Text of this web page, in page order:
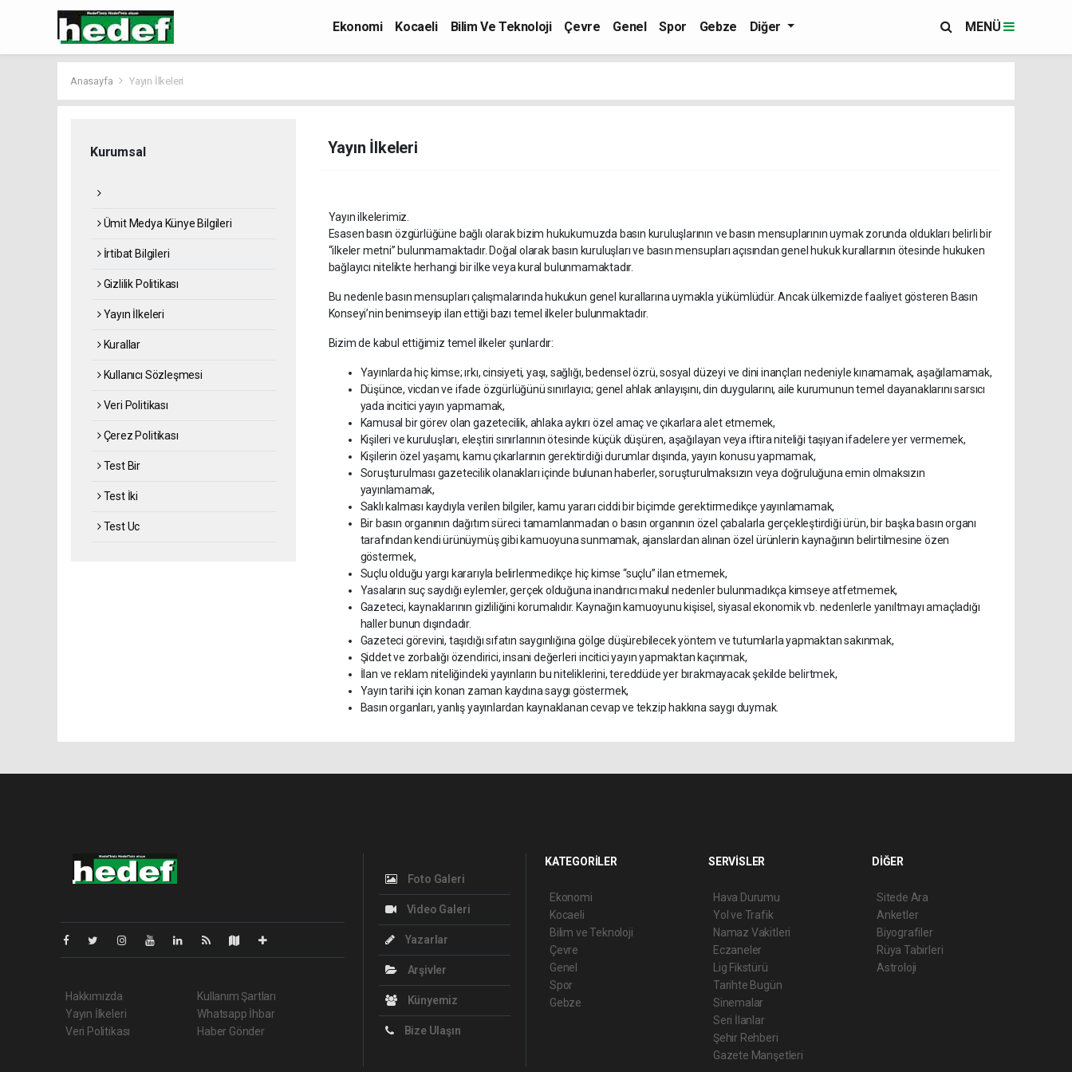
Ekonomi Kocaeli Bilim Ve Teknoloji Çevre Genel Spor Gebze Diğer MENÜ
Anasayfa Yayın İlkeleri
Kurumsal
Ümit Medya Künye Bilgileri
İrtibat Bilgileri
Gizlilik Politikası
Yayın İlkeleri
Kurallar
Kullanıcı Sözleşmesi
Veri Politikası
Çerez Politikası
Test Bir
Test İki
Test Uc
Yayın İlkeleri
Yayın ilkelerimiz.
Esasen basın özgürlüğüne bağlı olarak bizim hukukumuzda basın kuruluşlarının ve basın mensuplarının uymak zorunda oldukları belirli bir
“ilkeler metni” bulunmamaktadır. Doğal olarak basın kuruluşları ve basın mensupları açısından genel hukuk kurallarının ötesinde hukuken
bağlayıcı nitelikte herhangi bir ilke veya kural bulunmamaktadır.
Bu nedenle basın mensupları çalışmalarında hukukun genel kurallarına uymakla yükümlüdür. Ancak ülkemizde faaliyet gösteren Basın
Konseyi’nin benimseyip ilan ettiği bazı temel ilkeler bulunmaktadır.
Bizim de kabul ettiğimiz temel ilkeler şunlardır:
Yayınlarda hiç kimse; ırkı, cinsiyeti, yaşı, sağlığı, bedensel özrü, sosyal düzeyi ve dini inançları nedeniyle kınamamak, aşağılamamak,
Düşünce, vicdan ve ifade özgürlüğünü sınırlayıcı; genel ahlak anlayışını, din duygularını, aile kurumunun temel dayanaklarını sarsıcı
yada incitici yayın yapmamak,
Kamusal bir görev olan gazetecilik, ahlaka aykırı özel amaç ve çıkarlara alet etmemek,
Kişileri ve kuruluşları, eleştiri sınırlarının ötesinde küçük düşüren, aşağılayan veya iftira niteliği taşıyan ifadelere yer vermemek,
Kişilerin özel yaşamı, kamu çıkarlarının gerektirdiği durumlar dışında, yayın konusu yapmamak,
Soruşturulması gazetecilik olanakları içinde bulunan haberler, soruşturulmaksızın veya doğruluğuna emin olmaksızın
yayınlamamak,
Saklı kalması kaydıyla verilen bilgiler, kamu yararı ciddi bir biçimde gerektirmedikçe yayınlamamak,
Bir basın organının dağıtım süreci tamamlanmadan o basın organının özel çabalarla gerçekleştirdiği ürün, bir başka basın organı
tarafından kendi ürünüymüş gibi kamuoyuna sunmamak, ajanslardan alınan özel ürünlerin kaynağının belirtilmesine özen
göstermek,
Suçlu olduğu yargı kararıyla belirlenmedikçe hiç kimse “suçlu” ilan etmemek,
Yasaların suç saydığı eylemler, gerçek olduğuna inandırıcı makul nedenler bulunmadıkça kimseye atfetmemek,
Gazeteci, kaynaklarının gizliliğini korumalıdır. Kaynağın kamuoyunu kişisel, siyasal ekonomik vb. nedenlerle yanıltmayı amaçladığı
haller bunun dışındadır.
Gazeteci görevini, taşıdığı sıfatın saygınlığına gölge düşürebilecek yöntem ve tutumlarla yapmaktan sakınmak,
Şiddet ve zorbalığı özendirici, insani değerleri incitici yayın yapmaktan kaçınmak,
İlan ve reklam niteliğindeki yayınların bu niteliklerini, tereddüde yer bırakmayacak şekilde belirtmek,
Yayın tarihi için konan zaman kaydına saygı göstermek,
Basın organları, yanlış yayınlardan kaynaklanan cevap ve tekzip hakkına saygı duymak.
Hakkımızda
Yayın İlkeleri
Veri Politikası
Kullanım Şartları
Whatsapp İhbar
Haber Gönder
Foto Galeri
Video Galeri
Yazarlar
Arşivler
Künyemiz
Bize Ulaşın
KATEGORİLER
Ekonomi
Kocaeli
Bilim ve Teknoloji
Çevre
Genel
Spor
Gebze
SERVİSLER
Hava Durumu
Yol ve Trafik
Namaz Vakitleri
Eczaneler
Lig Fikstürü
Tarihte Bugün
Sinemalar
Seri İlanlar
Şehir Rehberi
Gazete Manşetleri
DİĞER
Sitede Ara
Anketler
Biyografiler
Rüya Tabirleri
Astroloji